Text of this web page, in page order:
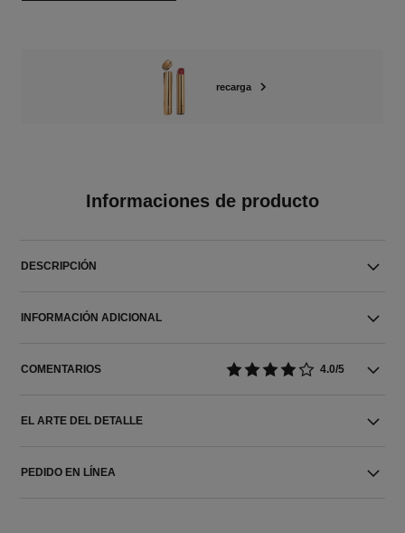
recarga
Informaciones de producto
DESCRIPCIÓN
INFORMACIÓN ADICIONAL
COMENTARIOS 4.0/5
EL ARTE DEL DETALLE
PEDIDO EN LÍNEA